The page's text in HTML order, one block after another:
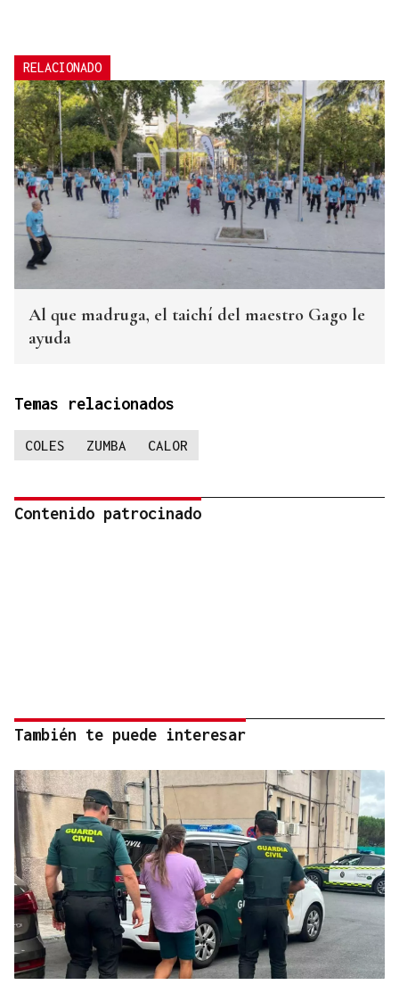
RELACIONADO
Al que madruga, el taichí del maestro Gago le
ayuda
Temas relacionados
COLES ZUMBA CALOR
Contenido patrocinado
También te puede interesar